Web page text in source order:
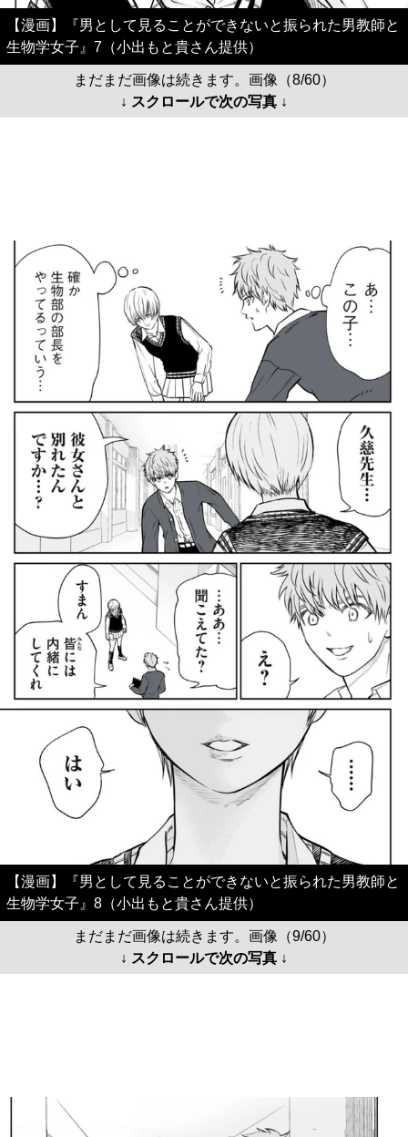
【漫画】『男として見ることができないと振られた男教師と
生物学女子』7（小出もと貴さん提供）
まだまだ画像は続きます。画像（8/60）
↓ スクロールで次の写真 ↓
【漫画】『男として見ることができないと振られた男教師と
生物学女子』8（小出もと貴さん提供）
まだまだ画像は続きます。画像（9/60）
↓ スクロールで次の写真 ↓